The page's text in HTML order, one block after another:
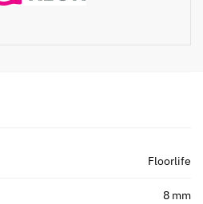
Floorlife
8 mm